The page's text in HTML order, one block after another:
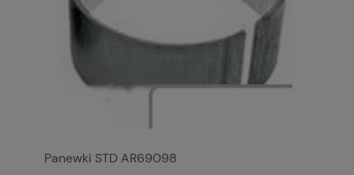
Panewki STD AR69098